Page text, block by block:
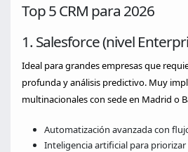
Top 5 CRM para 2026
1. Salesforce (nivel
Ideal para grandes empresas que
profunda y análisis predictivo. Muy
multinacionales con sede en Madrid o
Automatización avanzada con
Inteligencia artificial para priorizar